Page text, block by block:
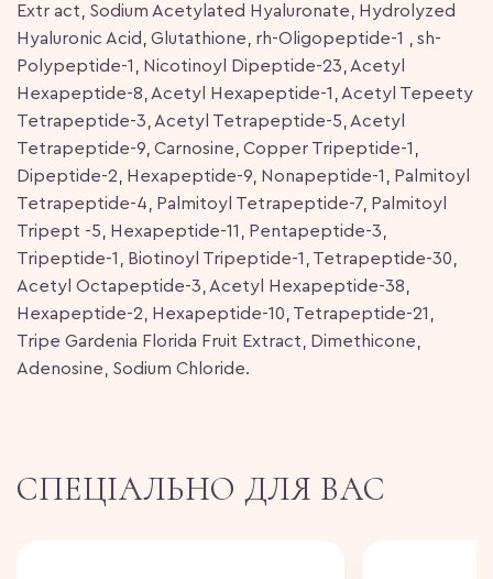
Extr act, Sodium Acetylated Hyaluronate, Hydrolyzed
Hyaluronic Acid, Glutathione, rh-Oligopeptide-1 , sh-
Polypeptide-1, Nicotinoyl Dipeptide-23, Acetyl
Hexapeptide-8, Acetyl Hexapeptide-1, Acetyl Tepeety
Tetrapeptide-3, Acetyl Tetrapeptide-5, Acetyl
Tetrapeptide-9, Carnosine, Copper Tripeptide-1,
Dipeptide-2, Hexapeptide-9, Nonapeptide-1, Palmitoyl
Tetrapeptide-4, Palmitoyl Tetrapeptide-7, Palmitoyl
Tripept -5, Hexapeptide-11, Pentapeptide-3,
Tripeptide-1, Biotinoyl Tripeptide-1, Tetrapeptide-30,
Acetyl Octapeptide-3, Acetyl Hexapeptide-38,
Hexapeptide-2, Hexapeptide-10, Tetrapeptide-21,
Tripe Gardenia Florida Fruit Extract, Dimethicone,
Adenosine, Sodium Chloride.
СПЕЦІАЛЬНО ДЛЯ ВАС